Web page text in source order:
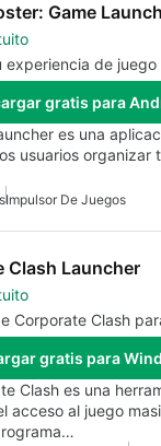
Game
experiencia de juego
gratis para
es una
usuarios organizar
Impulsor De Juegos
Clash Launcher
Corporate Clash
gratis para
Clash es una
acceso al juego